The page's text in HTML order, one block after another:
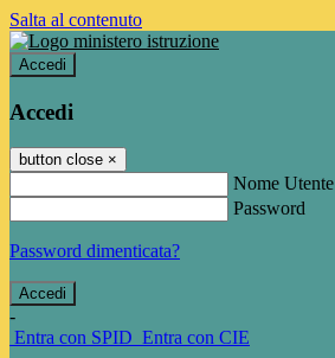
Salta al contenuto
Accedi
Accedi
button close ×
Nome Utente
Password
Password dimenticata?
-
Entra con SPID Entra con CIE